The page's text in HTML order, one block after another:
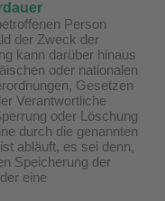
Person
der Zweck der
kann darüber hinaus
oder nationalen
Gesetzen
Verantwortliche
oder Löschung
durch die genannten
abläuft, es sei denn,
Speicherung der
eine